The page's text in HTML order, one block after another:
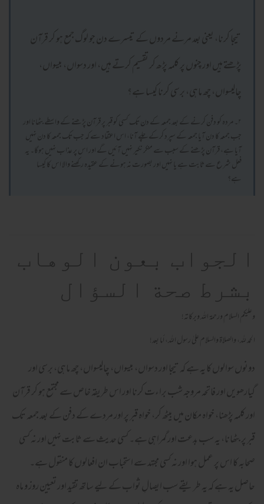
تیجا کرنا، یعنی بعد مرنے مردوں کے تیسرے دن جو لوگ جمع ہو کر قرآن
پڑھتے ہیں اور چنوں پر کلمہ پڑھ کر تقسیم کرتے ہیں، اور دسواں، بیسواں،
چالیسواں، چھ ماہی، برسی کرنا کیسا ہے؟
۲۔ مردہ کو دفن کرنے کے بعد جمعہ کے دن تک کسی کو قبر پر قرآن پڑھنے کے واسطے بٹھانا اور
جب جمعہ کا دن آیا جمعہ کے سپرد کرکے چلے آنا، اس اعتقاد سے کہ جب تک جمعہ کا دن نہیں
آیا ہے، قرآن پڑھنے کے سبب سے منکر نکیر نہیں آئیں گے اور اس پر عذاب نہیں ہوگا۔ یہ
فعل شرع سے ثابت ہے یا نہیں اور بصورت نہ ہونے کے عقیدہ رکھنے والا اس کا کیسا
ہے؟
الجواب بعون الوهاب
بشرط صحة السؤال
وعلیکم السلام ورحمة اللہ وبرکاته!
الحمد لله، والصلاة والسلام علىٰ رسول الله، أما بعد!
دونوں سوالوں کا یہ ہے کہ تیجا اور دسواں، بیسواں، چالیسواں، چھ ماہی، برسی اور
گیارھویں اور فاتحہ مروجہ شب براءت کرنا اور اس طریقہ خاص سے مجتمع ہو کر قرآن
اور کلمہ پڑھنا، خواہ مکان میں بیٹھ کر، خواہ قبر پر اور مردے کے دفن کے بعد جمعہ تک
قبر پر بٹھانا، یہ سب بدعت اور گمراہی ہے۔ کسی حدیث سے ثابت نہیں اور نہ کسی
صحابہ کا اس پر عمل ہوا اور نہ کسی مجتہد سے استحباب ان افعالوں کا منقول ہے۔
حاصل یہ ہے کہ یہ طریقے سب ایصالِ ثواب کے لیے ساتھ تقید اور تعیین روز و ماہ